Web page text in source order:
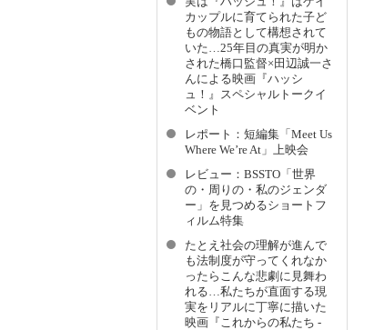
カップルに育てられた子ど
もの物語として構想されて
いた…25年目の真実が明か
された橋口監督×田辺誠一さ
んによる映画『ハッシ
ュ！』スペシャルトークイ
ベント
レポート：短編集「Meet Us
Where We’re At」上映会
レビュー：BSSTO「世界
の・周りの・私のジェンダ
ー」を見つめるショートフ
ィルム特集
たとえ社会の理解が進んで
も法制度が守ってくれなか
ったらこんな悲劇に見舞わ
れる…私たちが直面する現
実をリアルに丁寧に描いた
映画『これからの私たち -